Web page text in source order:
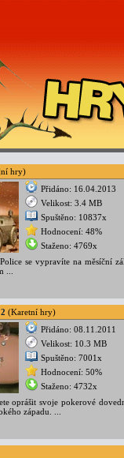
hry)
Přidáno: 16.04.2013
Velikost: 3.4 MB
Spuštěno: 10837x
Hodnocení: 48%
Staženo: 4769x
se vypravíte na měsíční
...
(Karetní hry)
Přidáno: 08.11.2011
Velikost: 10.3 MB
Spuštěno: 7001x
Hodnocení: 50%
Staženo: 4732x
oprášit svoje pokerové
západu. ...